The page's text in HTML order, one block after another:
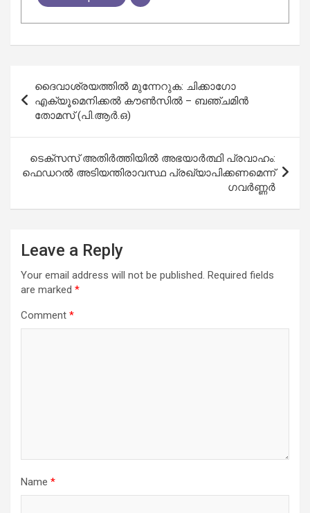
navigation
ദൈവാശ്രയത്തില്‍ മുന്നേറുക: ചിക്കാഗോ
എക്യൂമെനിക്കല്‍ കൗണ്‍സില്‍ – ബഞ്ചമിന്‍
തോമസ് (പി.ആര്‍.ഒ)
ടെക്‌സസ് അതിര്‍ത്തിയില്‍ അഭയാര്‍ത്ഥി പ്രവാഹം:
ഫെഡറല്‍ അടിയന്തിരാവസ്ഥ പ്രഖ്യാപിക്കണമെന്ന്
ഗവര്‍ണ്ണര്‍
Leave a Reply
Your email address will not be published. Required fields
are marked *
Comment *
Name *